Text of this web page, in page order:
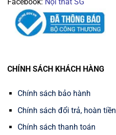
Facebook: Nội thất SG
CHÍNH SÁCH KHÁCH HÀNG
Chính sách bảo hành
Chính sách đổi trả, hoàn tiền
Chính sách thanh toán